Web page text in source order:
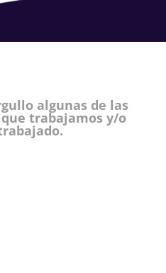
algunas de las
trabajamos y/o